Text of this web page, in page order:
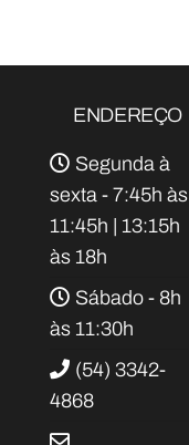
ENDEREÇO
Segunda à
sexta - 7:45h às
11:45h | 13:15h
às 18h
Sábado - 8h
às 11:30h
(54) 3342-
4868